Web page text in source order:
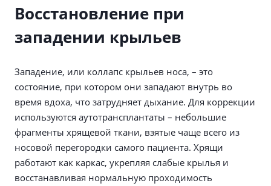
Восстановление при
западении крыльев
Западение, или коллапс крыльев носа, – это
состояние, при котором они западают внутрь во
время вдоха, что затрудняет дыхание. Для коррекции
используются аутотрансплантаты – небольшие
фрагменты хрящевой ткани, взятые чаще всего из
носовой перегородки самого пациента. Хрящи
работают как каркас, укрепляя слабые крылья и
восстанавливая нормальную проходимость